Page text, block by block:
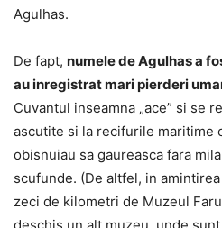
Agulhas.
De fapt, numele de Agulhas a
au inregistrat mari pierderi
Cuvantul inseamna „ace” si se
ascutite si la recifurile maritime
obisnuiau sa gaureasca fara
scufunde. (De altfel, in
zeci de kilometri de Muzeul